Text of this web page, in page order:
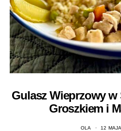
Gulasz Wieprzowy w
Groszkiem i
OLA 12